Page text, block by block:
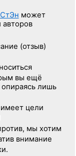
СтЭн может
(отзыв)
вы ещё
опираясь лишь
цели
мы хотим
внимание